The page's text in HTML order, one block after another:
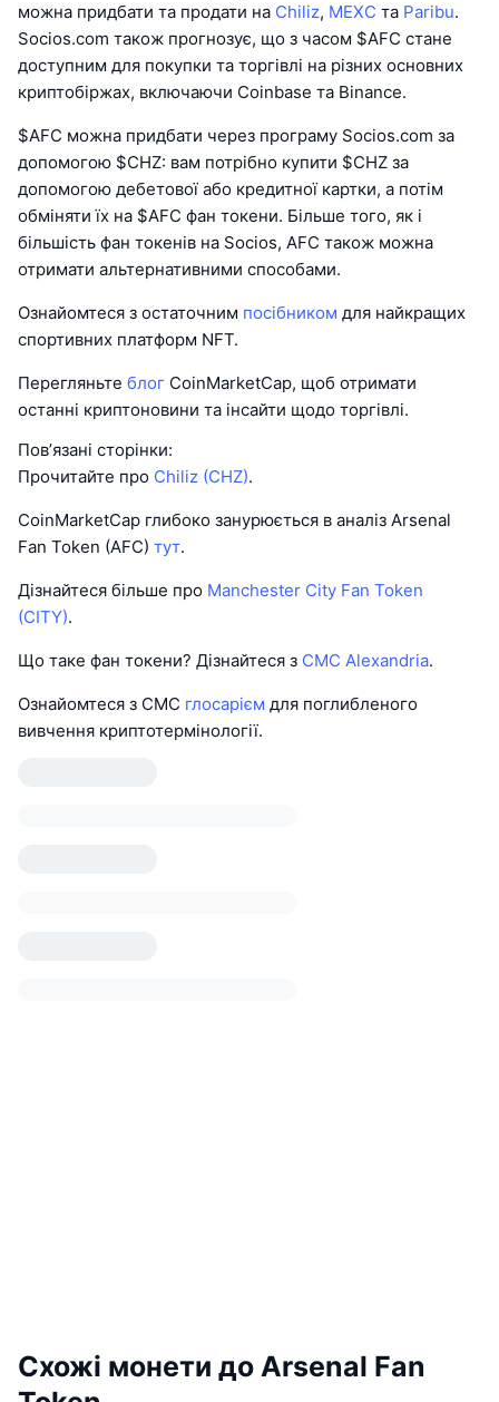
можна придбати та продати на Chiliz, MEXC та Paribu.
Socios.com також прогнозує, що з часом $AFC стане
доступним для покупки та торгівлі на різних основних
криптобіржах, включаючи Coinbase та Binance.
$AFC можна придбати через програму Socios.com за
допомогою $CHZ: вам потрібно купити $CHZ за
допомогою дебетової або кредитної картки, а потім
обміняти їх на $AFC фан токени. Більше того, як і
більшість фан токенів на Socios, AFC також можна
отримати альтернативними способами.
Ознайомтеся з остаточним посібником для найкращих
спортивних платформ NFT.
Перегляньте блог CoinMarketCap, щоб отримати
останні криптоновини та інсайти щодо торгівлі.
Пов’язані сторінки:
Прочитайте про Chiliz (CHZ).
CoinMarketCap глибоко занурюється в аналіз Arsenal
Fan Token (AFC) тут.
Дізнайтеся більше про Manchester City Fan Token
(CITY).
Що таке фан токени? Дізнайтеся з CMC Alexandria.
Ознайомтеся з CMC глосарієм для поглибленого
вивчення криптотермінології.
Схожі монети до Arsenal Fan